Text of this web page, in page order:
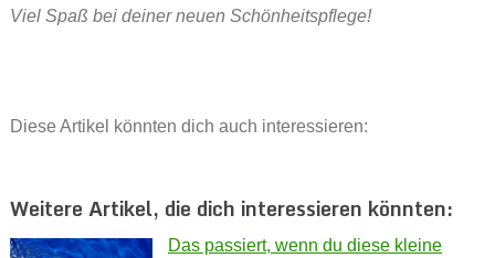
Viel Spaß bei deiner neuen Schönheitspflege!
Diese Artikel könnten dich auch interessieren:
Weitere Artikel, die dich interessieren könnten:
Das passiert, wenn du diese kleine